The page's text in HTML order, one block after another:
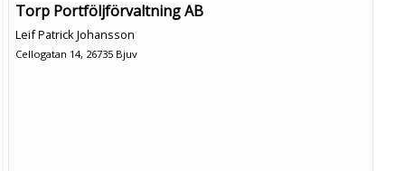
Torp Portföljförvaltning AB
Leif Patrick Johansson
Cellogatan 14, 26735 Bjuv